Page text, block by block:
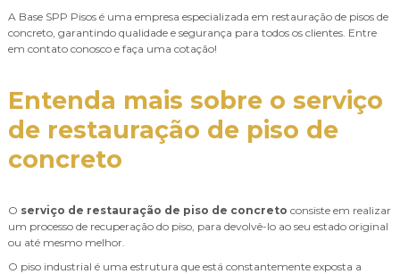
A Base SPP Pisos é uma empresa especializada em restauração de pisos de
concreto, garantindo qualidade e segurança para todos os clientes. Entre
em contato conosco e faça uma cotação!
Entenda mais sobre o serviço
de restauração de piso de
concreto
O serviço de restauração de piso de concreto consiste em realizar
um processo de recuperação do piso, para devolvê-lo ao seu estado original
ou até mesmo melhor.
O piso industrial é uma estrutura que está constantemente exposta a